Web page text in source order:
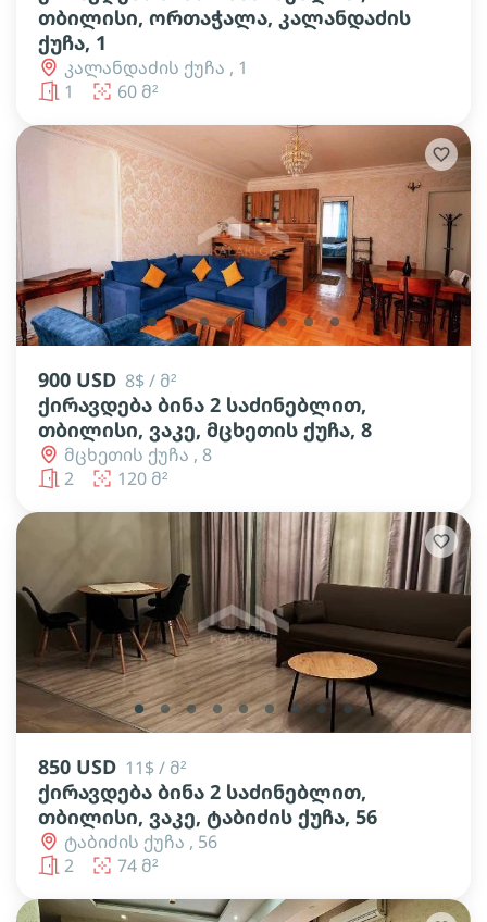
თბილისი, ორთაჭალა, კალანდაძის
ქუჩა, 1
კალანდაძის ქუჩა , 1
1
60 მ²
lens lens lens lens lens lens lens lens
900 USD 8$ / მ²
ქირავდება ბინა 2 საძინებლით,
თბილისი, ვაკე, მცხეთის ქუჩა, 8
მცხეთის ქუჩა , 8
2
120 მ²
lens lens lens lens lens lens lens lens
850 USD 11$ / მ²
ქირავდება ბინა 2 საძინებლით,
თბილისი, ვაკე, ტაბიძის ქუჩა, 56
ტაბიძის ქუჩა , 56
2
74 მ²